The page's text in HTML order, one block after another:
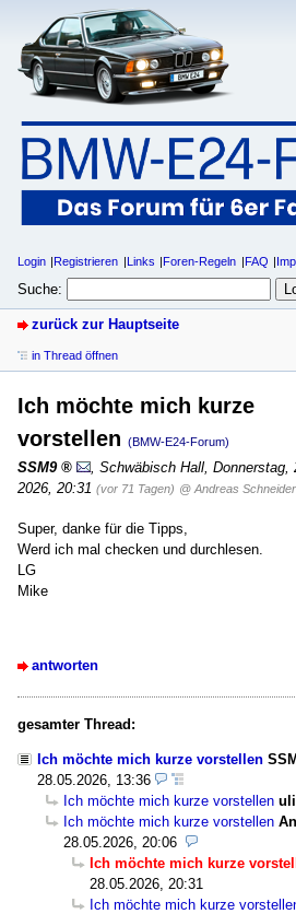
Login Registrieren Links Foren-Regeln FAQ
Suche:
zurück zur Hauptseite
in Thread öffnen
Ich möchte mich kurze
vorstellen (BMW-E24-Forum)
SSM9 Schwäbisch Hall Donnerstag,
2026, 20:31 (vor 71 Tagen) @ Andreas Schneider
Super, danke für die Tipps,
Werd ich mal checken und durchlesen.
LG
Mike
antworten
gesamter Thread:
Ich möchte mich kurze vorstellen
28.05.2026, 13:36
Ich möchte mich kurze vorstellen uli
Ich möchte mich kurze vorstellen
28.05.2026, 20:06
Ich möchte mich kurze
28.05.2026, 20:31
Ich möchte mich kurze